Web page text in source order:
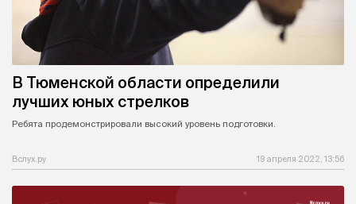
В Тюменской области определили
лучших юных стрелков
Ребята продемонстрировали высокий уровень подготовки.
Вслух.ру 19 апреля 2022, 13:56